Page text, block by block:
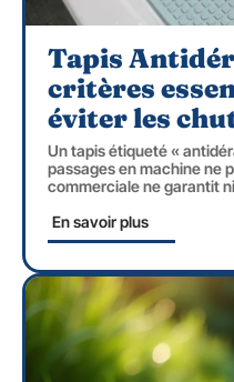
Tapis
critères
éviter les
Un tapis étiqueté «
passages en machine ne
commerciale ne garantit
En savoir plus